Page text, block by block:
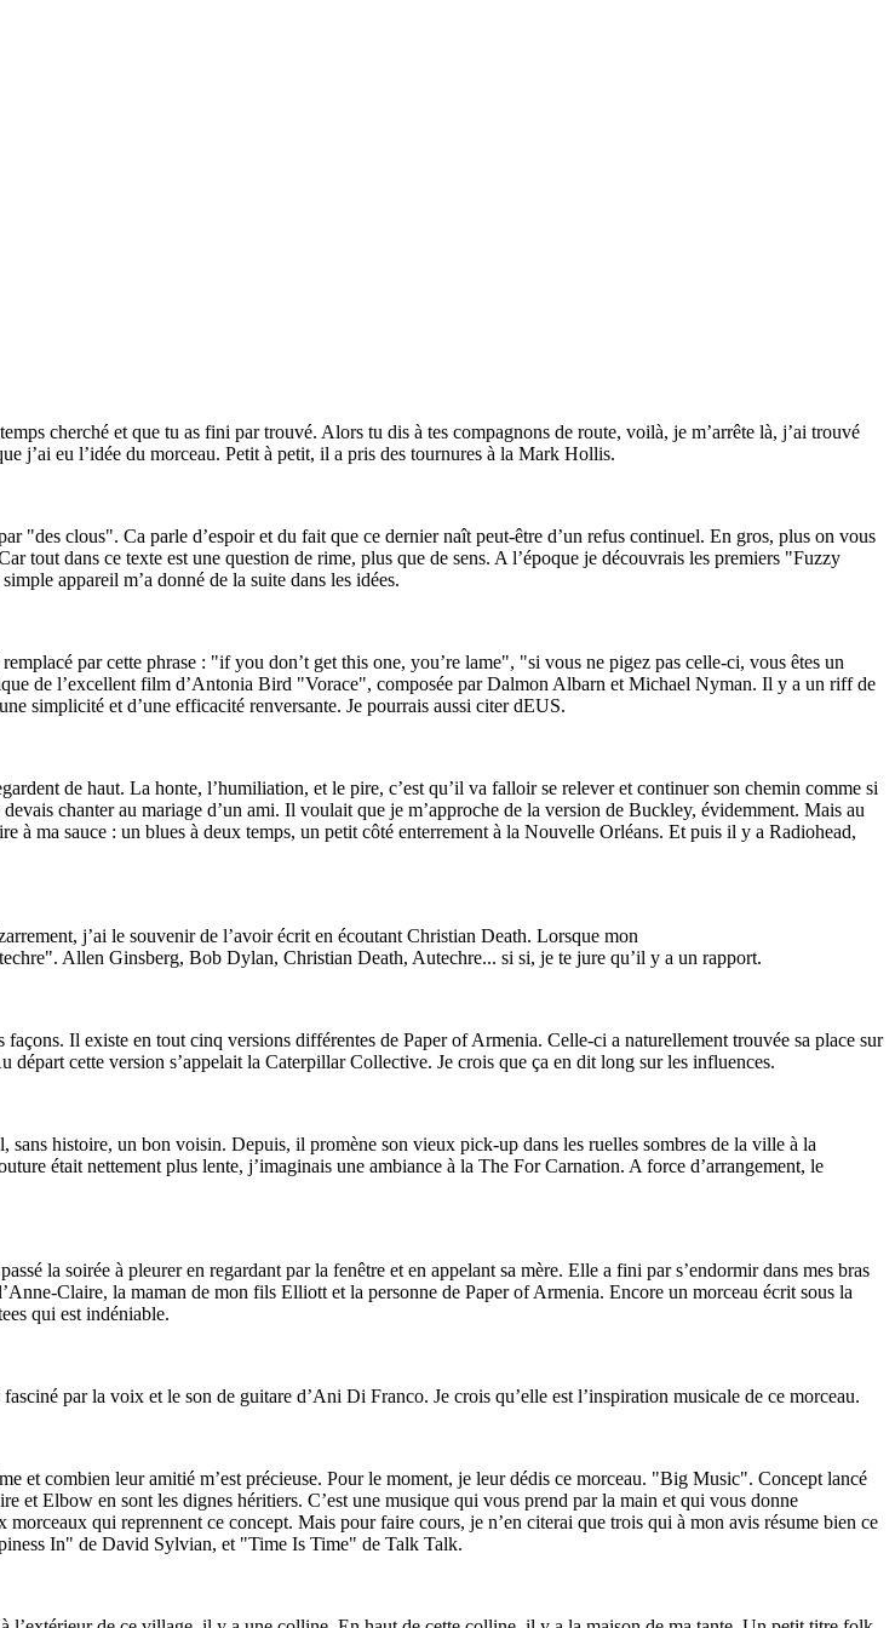
cherché et que tu as fini par trouvé. Alors tu dis à tes compagnons de route, voilà, je m’arrête là, j’ai trouvé
j’ai eu l’idée du morceau. Petit à petit, il a pris des tournures à la Mark Hollis.
clous". Ca parle d’espoir et du fait que ce dernier naît peut-être d’un refus continuel. En gros, plus on vous
tout dans ce texte est une question de rime, plus que de sens. A l’époque je découvrais les premiers "Fuzzy
appareil m’a donné de la suite dans les idées.
par cette phrase : "if you don’t get this one, you’re lame", "si vous ne pigez pas celle-ci, vous êtes un
de l’excellent film d’Antonia Bird "Vorace", composée par Dalmon Albarn et Michael Nyman. Il y a un riff de
simplicité et d’une efficacité renversante. Je pourrais aussi citer dEUS.
de haut. La honte, l’humiliation, et le pire, c’est qu’il va falloir se relever et continuer son chemin comme si
chanter au mariage d’un ami. Il voulait que je m’approche de la version de Buckley, évidemment. Mais au
à ma sauce : un blues à deux temps, un petit côté enterrement à la Nouvelle Orléans. Et puis il y a Radiohead,
j’ai le souvenir de l’avoir écrit en écoutant Christian Death. Lorsque mon
Allen Ginsberg, Bob Dylan, Christian Death, Autechre... si si, je te jure qu’il y a un rapport.
Il existe en tout cinq versions différentes de Paper of Armenia. Celle-ci a naturellement trouvée sa place sur
cette version s’appelait la Caterpillar Collective. Je crois que ça en dit long sur les influences.
histoire, un bon voisin. Depuis, il promène son vieux pick-up dans les ruelles sombres de la ville à la
était nettement plus lente, j’imaginais une ambiance à la The For Carnation. A force d’arrangement, le
la soirée à pleurer en regardant par la fenêtre et en appelant sa mère. Elle a fini par s’endormir dans mes bras
Claire, la maman de mon fils Elliott et la personne de Paper of Armenia. Encore un morceau écrit sous la
qui est indéniable.
par la voix et le son de guitare d’Ani Di Franco. Je crois qu’elle est l’inspiration musicale de ce morceau.
et combien leur amitié m’est précieuse. Pour le moment, je leur dédis ce morceau. "Big Music". Concept lancé
et Elbow en sont les dignes héritiers. C’est une musique qui vous prend par la main et qui vous donne
qui reprennent ce concept. Mais pour faire cours, je n’en citerai que trois qui à mon avis résume bien ce
In" de David Sylvian, et "Time Is Time" de Talk Talk.